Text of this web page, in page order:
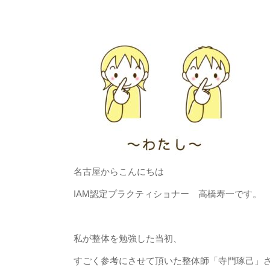
名古屋からこんにちは
IAM認定プラクティショナー 高橋寿一です。
私が整体を勉強した当初、
すごく参考にさせて頂いた整体師「寺門琢己」